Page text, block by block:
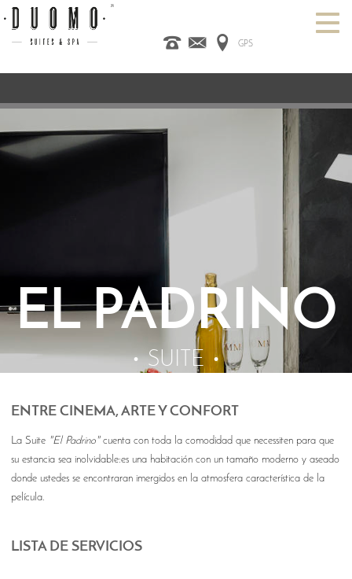
GPS
HABITACIONES SPA DESIGN HOTEL
CATANIA PROMO
EL PADRINO
SUITE
ENTRE CINEMA, ARTE Y CONFORT
La Suite "El Padrino"cuenta con toda la comodidad que necessiten para que
su estancia sea inolvidable:es una habitación con un tamaño moderno y aseado
donde ustedes se encontraran imergidos en la atmosfera característica de la
película.
LISTA DE SERVICIOS